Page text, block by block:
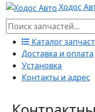
Ходос
Каталог
Доставка и оплата
Установка
Контакты и адрес